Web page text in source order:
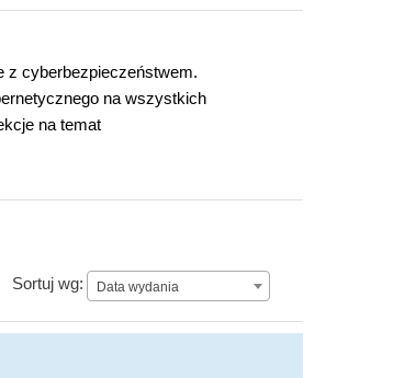
z cyberbezpieczeństwem.
na wszystkich
na temat
Sortuj wg: Data wydania
Data wydania